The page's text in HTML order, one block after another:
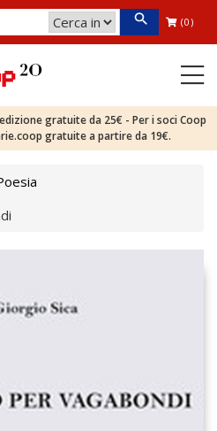
(0)
gratuite da 25€ - Per i soci Coop
gratuite a partire da 19€.